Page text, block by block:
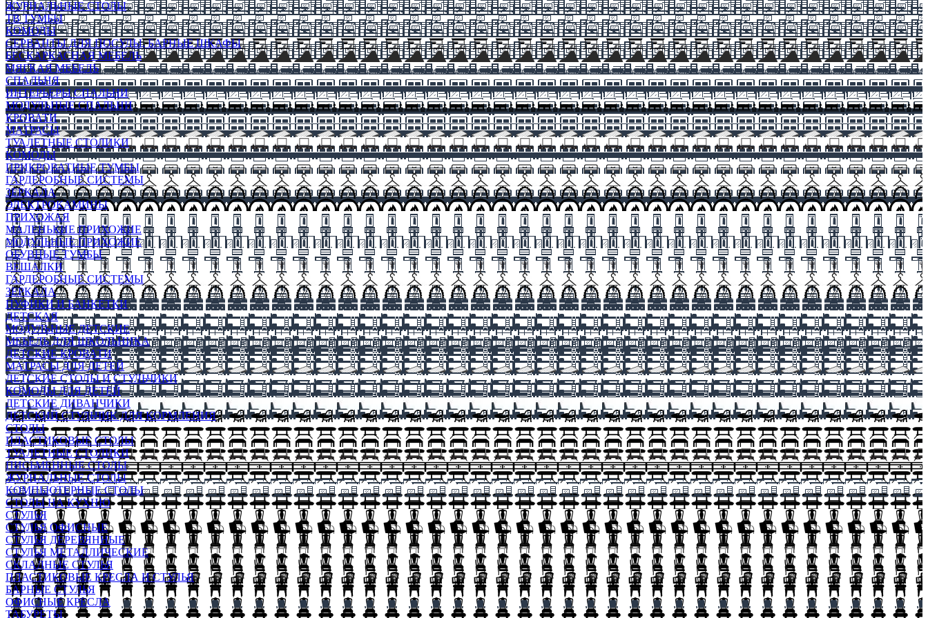
ЖУРНАЛЬНЫЕ СТОЛЫ
ТВ ТУМБЫ
КОМОДЫ
СЕРВАНТЫ ДЛЯ ПОСУДЫ, БАРНЫЕ ШКАФЫ
БЕСКАРКАСНАЯ МЕБЕЛЬ
МЯГКАЯ МЕБЕЛЬ
СПАЛЬНЯ
ИНТЕРЬЕРЫ СПАЛЬНИ
МОДУЛЬНЫЕ СПАЛЬНИ
КРОВАТИ
МАТРАСЫ
ТУАЛЕТНЫЕ СТОЛИКИ
КОМОДЫ
ПРИКРОВАТНЫЕ ТУМБЫ
ГАРДЕРОБНЫЕ СИСТЕМЫ
ЗЕРКАЛА
ЭЛЕКТРОКАМИНЫ
ПРИХОЖАЯ
МАЛЕНЬКИЕ ПРИХОЖИЕ
МОДУЛЬНЫЕ ПРИХОЖИЕ
ОБУВНЫЕ ТУМБЫ
ВЕШАЛКИ
ГАРДЕРОБНЫЕ СИСТЕМЫ
ЗЕРКАЛА
ПУФИКИ И БАНКЕТКИ
ДЕТСКАЯ
МОДУЛЬНЫЕ ДЕТСКИЕ
МЕБЕЛЬ ДЛЯ ШКОЛЬНИКА
ДЕТСКИЕ КРОВАТИ
МАТРАСЫ ДЛЯ ДЕТЕЙ
ДЕТСКИЕ СТОЛЫ И СТУЛЬЧИКИ
КОМОДЫ ДЛЯ ДЕТЕЙ
ДЕТСКИЕ ДИВАНЧИКИ
ДЕТСКИЙ СТУЛЬЧИК ДЛЯ КОРМЛЕНИЯ
СТОЛЫ
ПЛАСТИКОВЫЕ СТОЛЫ
ТУАЛЕТНЫЕ СТОЛИКИ
ПИСЬМЕННЫЕ СТОЛЫ
ЖУРНАЛЬНЫЕ СТОЛЫ
КОМПЬЮТЕРНЫЕ СТОЛЫ
СТОЛЫ НА КУХНЮ
СТУЛЬЯ
СТУЛЬЯ ОФИСНЫЕ
СТУЛЬЯ ДЕРЕВЯННЫЕ
СТУЛЬЯ МЕТАЛЛИЧЕСКИЕ
СКЛАДНЫЕ СТУЛЬЯ
ПЛАСТИКОВЫЕ КРЕСЛА И СТУЛЬЯ
БАРНЫЕ СТУЛЬЯ
ОФИСНЫЕ КРЕСЛА
ТАБУРЕТЫ